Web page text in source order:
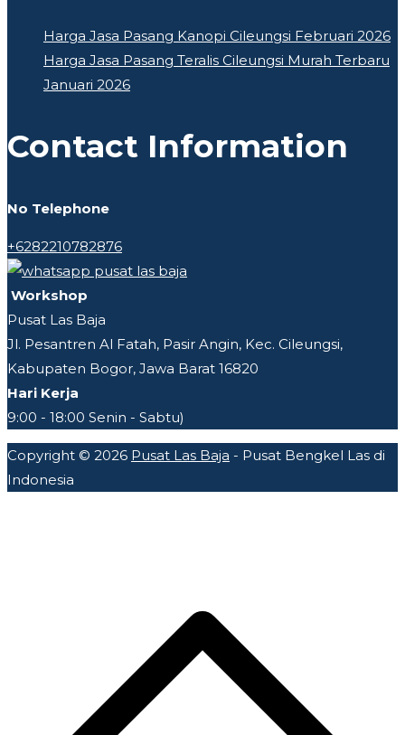
Harga Jasa Pasang Kanopi Cileungsi Februari 2026
Harga Jasa Pasang Teralis Cileungsi Murah Terbaru
Januari 2026
Contact Information
No Telephone
+6282210782876
Workshop
Pusat Las Baja
Jl. Pesantren Al Fatah, Pasir Angin, Kec. Cileungsi,
Kabupaten Bogor, Jawa Barat 16820
Hari Kerja
9:00 - 18:00 Senin - Sabtu)
Copyright © 2026 Pusat Las Baja - Pusat Bengkel Las di
Indonesia